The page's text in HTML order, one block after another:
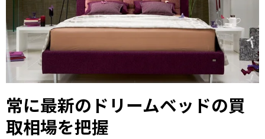
常に最新のドリームベッドの買
取相場を把握